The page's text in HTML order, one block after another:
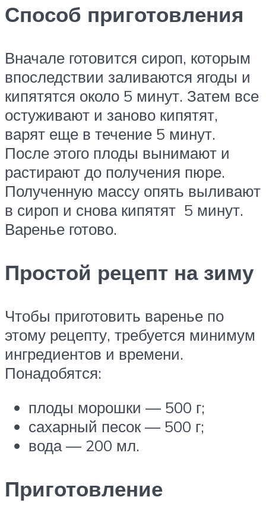
Способ приготовления
Вначале готовится сироп, которым
впоследствии заливаются ягоды и
кипятятся около 5 минут. Затем все
остуживают и заново кипятят,
варят еще в течение 5 минут.
После этого плоды вынимают и
растирают до получения пюре.
Полученную массу опять выливают
в сироп и снова кипятят 5 минут.
Варенье готово.
Простой рецепт на зиму
Чтобы приготовить варенье по
этому рецепту, требуется минимум
ингредиентов и времени.
Понадобятся:
плоды морошки — 500 г;
сахарный песок — 500 г;
вода — 200 мл.
Приготовление